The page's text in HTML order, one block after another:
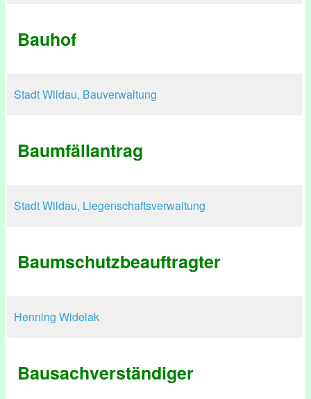
Bauhof
Stadt Wildau, Bauverwaltung
Baumfällantrag
Stadt Wildau, Liegenschaftsverwaltung
Baumschutzbeauftragter
Henning Widelak
Bausachverständiger